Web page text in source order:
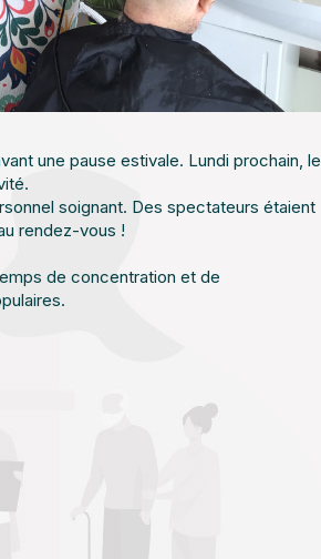
une pause estivale. Lundi prochain, le
soignant. Des spectateurs étaient
rendez-vous !
de concentration et de